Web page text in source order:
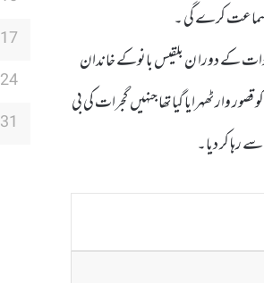
فسادات کے دورا ن بلقیس بانوکے خاندان
وار ٹھہرایا گیا تھا جنہیں گجرات کی بی
17
24
31